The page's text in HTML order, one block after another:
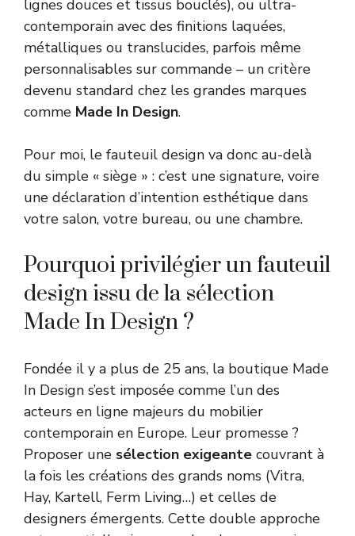
lignes douces et tissus bouclés), ou ultra-
contemporain avec des finitions laquées,
métalliques ou translucides, parfois même
personnalisables sur commande – un critère
devenu standard chez les grandes marques
comme Made In Design.
Pour moi, le fauteuil design va donc au-delà
du simple « siège » : c’est une signature, voire
une déclaration d’intention esthétique dans
votre salon, votre bureau, ou une chambre.
Pourquoi privilégier un fauteuil
design issu de la sélection
Made In Design ?
Fondée il y a plus de 25 ans, la boutique Made
In Design s’est imposée comme l’un des
acteurs en ligne majeurs du mobilier
contemporain en Europe. Leur promesse ?
Proposer une sélection exigeante couvrant à
la fois les créations des grands noms (Vitra,
Hay, Kartell, Ferm Living…) et celles de
designers émergents. Cette double approche